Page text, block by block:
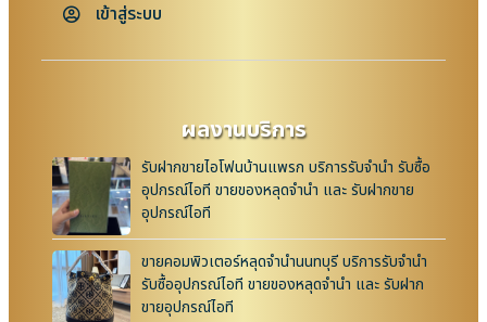
เข้าสู่ระบบ
ผลงานบริการ
รับฝากขายไอโฟนบ้านแพรก บริการรับจำนำ รับซื้อ
อุปกรณ์ไอที ขายของหลุดจำนำ และ รับฝากขาย
อุปกรณ์ไอที
ขายคอมพิวเตอร์หลุดจำนำนนทบุรี บริการรับจำนำ
รับซื้ออุปกรณ์ไอที ขายของหลุดจำนำ และ รับฝาก
ขายอุปกรณ์ไอที